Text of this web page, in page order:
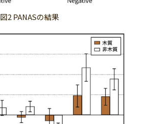
図2 PANASの結果